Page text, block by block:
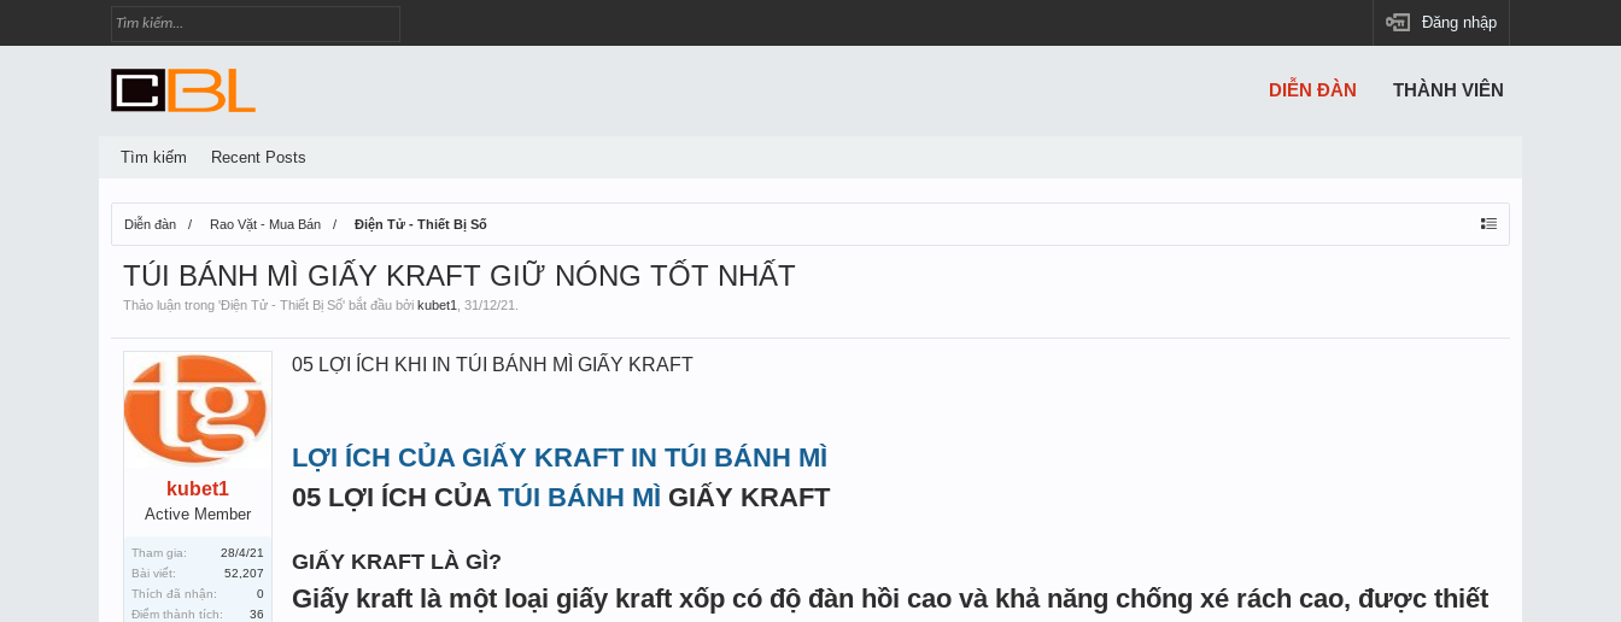
Đăng nhập
Diễn đàn Rao Vặt - Mua Bán Điện Tử - Thiết Bị Số
TÚI BÁNH MÌ GIẤY KRAFT GIỮ NÓNG TỐT NHẤT
Thảo luận trong 'Điện Tử - Thiết Bị Số' bắt đầu bởi kubet1 31/12/21
kubet1
Active Member
Tham gia:
28/4/21
Bài viết:
52,207
Thích đã nhận:
0
Điểm thành tích:
36
05 LỢI ÍCH KHI IN TÚI BÁNH MÌ GIẤY KRAFT
LỢI ÍCH CỦA GIẤY KRAFT IN TÚI BÁNH MÌ
05 LỢI ÍCH CỦA TÚI BÁNH MÌ GIẤY KRAFT
GIẤY KRAFT LÀ GÌ?
Giấy kraft là một loại giấy kraft xốp có độ đàn hồi cao và khả năng chống xé rách cao, được thiết
DIỄN ĐÀN
Tìm kiếm Recent Posts
THÀNH VIÊN